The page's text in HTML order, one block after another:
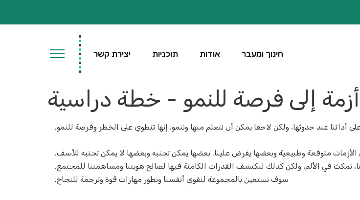
חינוך ומעבר אודות תוכניות יצירת קשר
إلى فرصة للنمو - خطة دراسية
أدائنا عند حدوثها، ولكن لاحقا يمكن أن نتعلم منها وننمو. إنها تنطوي على الخطر وفرصة للنمو.
متوقعة وطبيعية وبعضها يفرض علينا. بعضها يمكن تجنبه وبعضها لا يمكن تجنبه للأسف.
نمكث في الألم، ولكن كذلك لنكتشف القدرات الكامنة فيها لصالح هويتنا ومساهمتنا للمجتمع.
سوف نستعين بالمجموعة لنقوي أنفسنا ونطور مهارات قوة وترجمة للنجاح.